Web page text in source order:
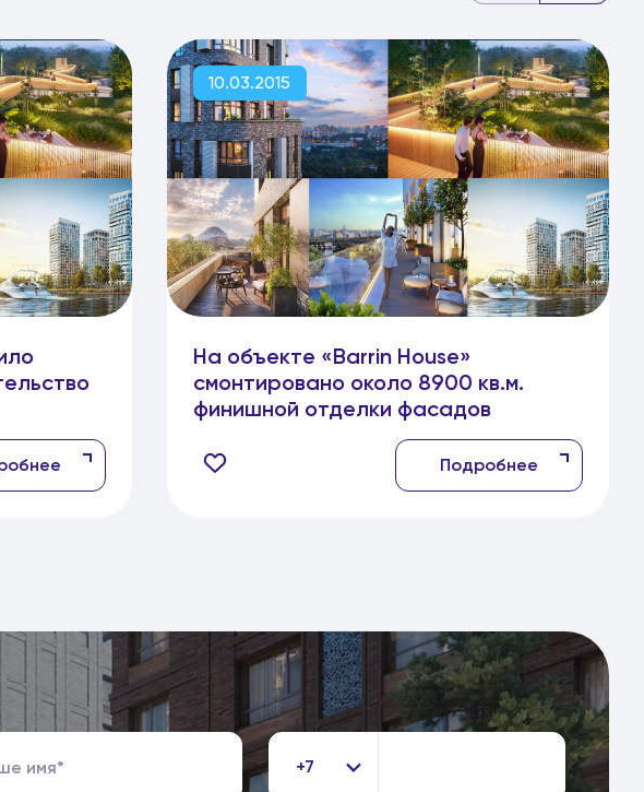
10.03.2015
На объекте «Barrin House»
смонтировано около 8900 кв.м.
финишной отделки фасадов
Подробнее
+7